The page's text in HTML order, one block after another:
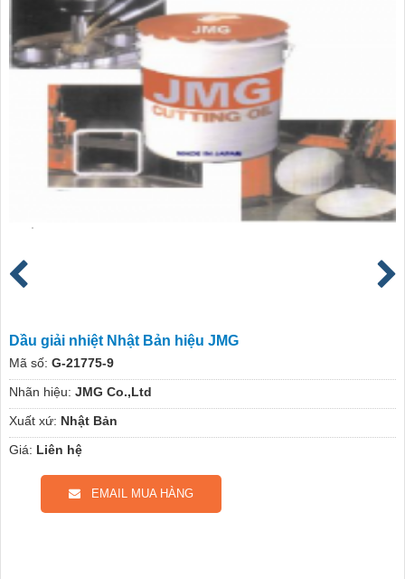
Dầu giải nhiệt Nhật Bản hiệu JMG
Mã số: G-21775-9
Nhãn hiệu: JMG Co.,Ltd
Xuất xứ: Nhật Bản
Giá: Liên hệ
EMAIL MUA HÀNG